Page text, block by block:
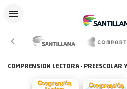
COMPRENSIÓN LECTORA - PREESCOLAR